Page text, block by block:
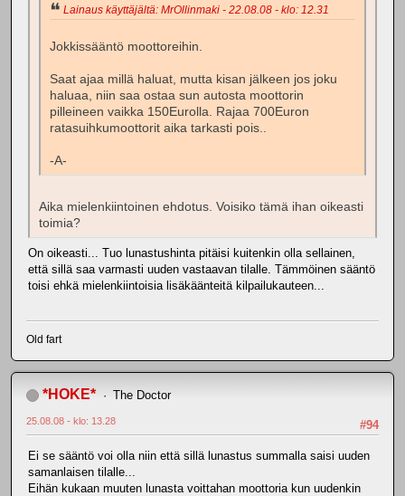
Lainaus käyttäjältä: MrOllinmaki - 22.08.08 - klo: 12.31
Jokkissääntö moottoreihin.
Saat ajaa millä haluat, mutta kisan jälkeen jos joku
haluaa, niin saa ostaa sun autosta moottorin
pilleineen vaikka 150Eurolla. Rajaa 700Euron
ratasuihkumoottorit aika tarkasti pois..
-A-
Aika mielenkiintoinen ehdotus. Voisiko tämä ihan oikeasti
toimia?
On oikeasti... Tuo lunastushinta pitäisi kuitenkin olla sellainen,
että sillä saa varmasti uuden vastaavan tilalle. Tämmöinen sääntö
toisi ehkä mielenkiintoisia lisäkäänteitä kilpailukauteen...
Old fart
*HOKE* The Doctor
#94
25.08.08 - klo: 13.28
Ei se sääntö voi olla niin että sillä lunastus summalla saisi uuden
samanlaisen tilalle...
Eihän kukaan muuten lunasta voittahan moottoria kun uudenkin